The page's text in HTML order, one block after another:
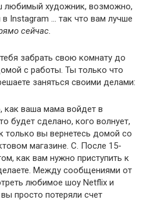
любимый художник, возможно,
Instagram … так что вам лучше
сейчас.
забрать свою комнату до
с работы. Ты только что
заняться своими делами:
как ваша мама войдет в
будет сделано, кого волнует,
только вы вернетесь домой со
магазине. C. После 15-
как вам нужно приступить к
Между сообщениями от
любимое шоу Netflix и
просто потеряли счет